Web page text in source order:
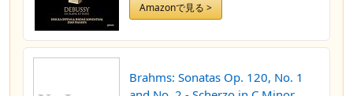
Amazonで見る >
Brahms: Sonatas Op. 120, No. 1